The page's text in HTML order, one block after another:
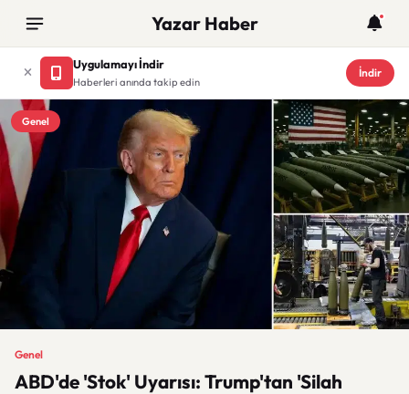
Yazar Haber
Uygulamayı İndir
Haberleri anında takip edin
İndir
Genel
Genel
ABD'de 'Stok' Uyarısı: Trump'tan 'Silah